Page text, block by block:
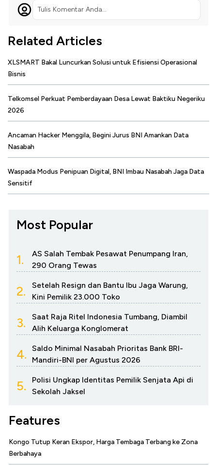
Tulis Komentar Anda...
Related Articles
XLSMART Bakal Luncurkan Solusi untuk Efisiensi Operasional
Bisnis
Telkomsel Perkuat Pemberdayaan Desa Lewat Baktiku Negeriku
2026
Ancaman Hacker Menggila, Begini Jurus BNI Amankan Data
Nasabah
Waspada Modus Penipuan Digital, BNI Imbau Nasabah Jaga Data
Sensitif
Most Popular
1.
AS Salah Tembak Pesawat Penumpang Iran,
290 Orang Tewas
2.
Setelah Resign dan Bantu Ibu Jaga Warung,
Kini Pemilik 23.000 Toko
3.
Saat Raja Ritel Indonesia Tumbang, Diambil
Alih Keluarga Konglomerat
4.
Saldo Minimal Nasabah Prioritas Bank BRI-
Mandiri-BNI per Agustus 2026
5.
Polisi Ungkap Identitas Pemilik Senjata Api di
Sekolah Jaksel
Features
Kongo Tutup Keran Ekspor, Harga Tembaga Terbang ke Zona
Berbahaya